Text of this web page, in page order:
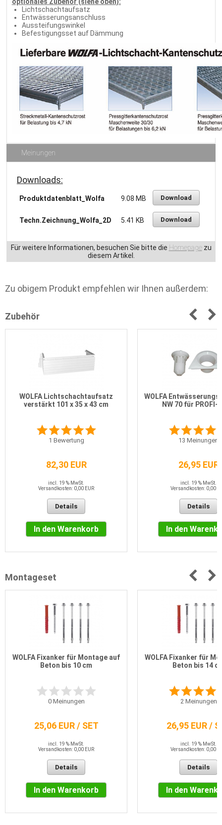
Lichtschachtaufsatz
Entwässerungsanschluss
Aussteifungswinkel
Befestigungsset auf Dämmung
Meinungen
Downloads:
Produktdatenblatt_Wolfa 9.08 MB Download
Techn.Zeichnung_Wolfa_2D 5.41 KB Download
Für weitere Informationen, besuchen Sie bitte die Homepagezu
diesem Artikel.
Zu obigem Produkt empfehlen wir Ihnen außerdem:
Zubehör
WOLFA Lichtschachtaufsatz
verstärkt 101 x 35 x 43 cm
1 Bewertung
82,30 EUR
incl. 19 % MwSt.
Versandkosten: 0,00 EUR
Details
In den Warenkorb
WOLFA
NW 70 für PROFI-
13 Meinungen
26,95 EUR
incl. 19 % MwSt.
Versandkosten: 0,00
Details
In den
Montageset
WOLFA Fixanker für Montage auf
Beton bis 10 cm
0Meinungen
25,06 EUR / SET
incl. 19 % MwSt.
Versandkosten: 0,00 EUR
Details
In den Warenkorb
WOLFA Fixanker für
Beton bis 14
2 Meinungen
26,95 EUR /
incl. 19 % MwSt.
Versandkosten: 0,00
Details
In den